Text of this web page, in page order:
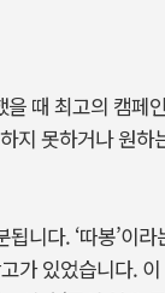
때 최고의 캠페
지 못하거나 원
니다. ‘따봉’이
가 있었습니다.